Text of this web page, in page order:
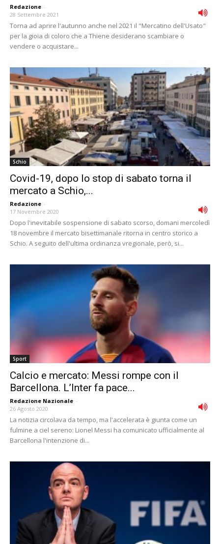
Redazione -
28 Settembre 2021
Torna ad aprire l'autunno anche nel 2021 il "Mercatino dell'Usato"
per la gioia di coloro che a Thiene desiderano scambiare o
vendere o acquistare...
Schio
Covid-19, dopo lo stop di sabato torna il
mercato a Schio,...
Redazione -
17 Novembre 2020
Dopo l'inevitabile sospensione di sabato scorso, domani mercoledì
18 novembre il mercato bisettimanale ritorna in centro storico a
Schio. A seguito dell'ultima ordinanza vregionale, però, si...
Sport
Calcio e mercato: Messi rompe con il
Barcellona. L’Inter fa pace...
Redazione Nazionale -
26 Agosto 2020
La notizia circolava da tempo, ma l'accelerata è giunta come un
fulmine a ciel sereno: Lionel Messi ha comunicato ufficialmente al
Barcellona l'intenzione di...